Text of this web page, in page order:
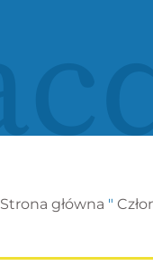
Strona główna "